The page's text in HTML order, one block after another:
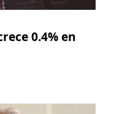
0.4% en